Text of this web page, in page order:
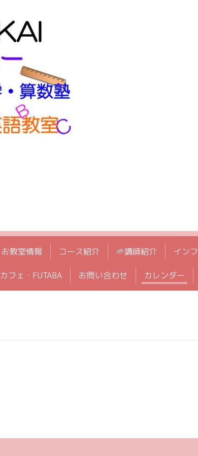
お教室情報 コース紹介 🌱講師紹介 イン
カフェ・FUTABA お問い合わせ カレンダー